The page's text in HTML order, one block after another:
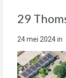
29
24 mei 2024in